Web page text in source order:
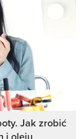
Jak zrobić